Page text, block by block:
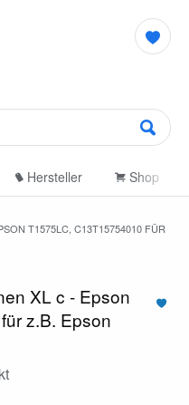
Hersteller Shop
T1575LC, C13T15754010 FÜR
XL c - Epson
z.B. Epson